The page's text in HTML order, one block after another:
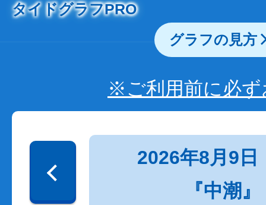
タイドグラフPRO
グラフの見方
※ご利用前に必
2026年8月9日
『中潮』